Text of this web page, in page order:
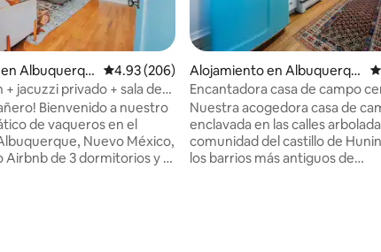
5, 357 reseñas
Albuquerqu
Calificación promedio: 4.93 de 5, 206 reseñas
4.93 (206)
jacuzzi privado + sala de
tarifa por mascotas!
Bienvenido a nuestro
de vaqueros en el
Nuevo México,
Airbnb de 3 dormitorios y 2
Alojamiento en Albuquerqu
e
Encantadora casa de campo
casco antiguo de Albuquerque
Nuestra acogedora casa de
enclavada en las calles
comunidad del castillo de
los barrios más antiguos de